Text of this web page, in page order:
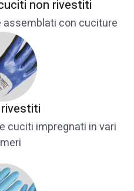
non rivestiti​
con cuciture
cuciti impregnati in vari